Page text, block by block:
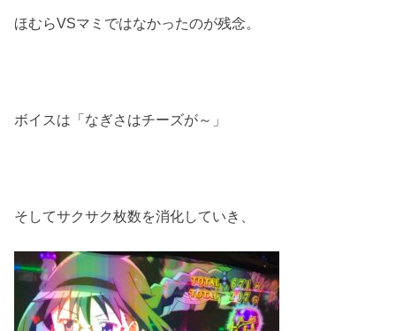
ほむらVSマミではなかったのが残念。
ボイスは「なぎさはチーズが～」
そしてサクサク枚数を消化していき、